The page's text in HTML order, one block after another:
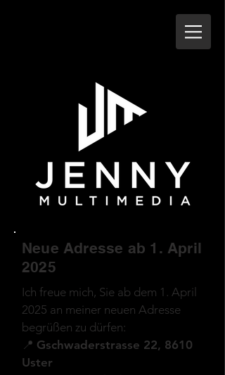
Neue Adresse ab 1. April
2025
Ich freue mich, Sie ab dem 1. April
2025 an meiner neuen Adresse
begrüßen zu dürfen:
📍 Gschwaderstrasse 22, 8610
Uster